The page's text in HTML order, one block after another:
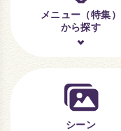
メニュー（特集）
から探す
シーン